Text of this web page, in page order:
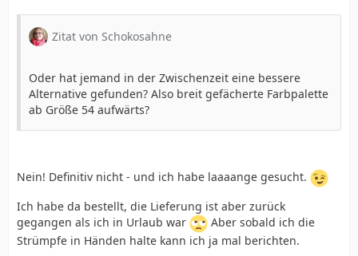
Zitat von Schokosahne
Oder hat jemand in der Zwischenzeit eine bessere
Alternative gefunden? Also breit gefächerte Farbpalette
ab Größe 54 aufwärts?
Nein! Definitiv nicht - und ich habe laaaange gesucht.
Ich habe da bestellt, die Lieferung ist aber zurück
gegangen als ich in Urlaub war
Aber sobald ich die
Strümpfe in Händen halte kann ich ja mal berichten.